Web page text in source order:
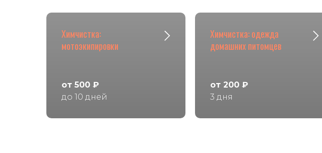
Химчистка:
мотоэкипировки
от 500 ₽
до 10 дней
Химчистка: одежда
домашних питомцев
от 200 ₽
3 дня